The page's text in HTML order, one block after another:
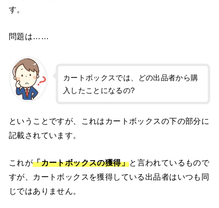
す。
問題は……
カートボックスでは、どの出品者から購
入したことになるの?
ということですが、これはカートボックスの下の部分に
記載されています。
これが「カートボックスの獲得」と言われているもので
すが、カートボックスを獲得している出品者はいつも同
じではありません。